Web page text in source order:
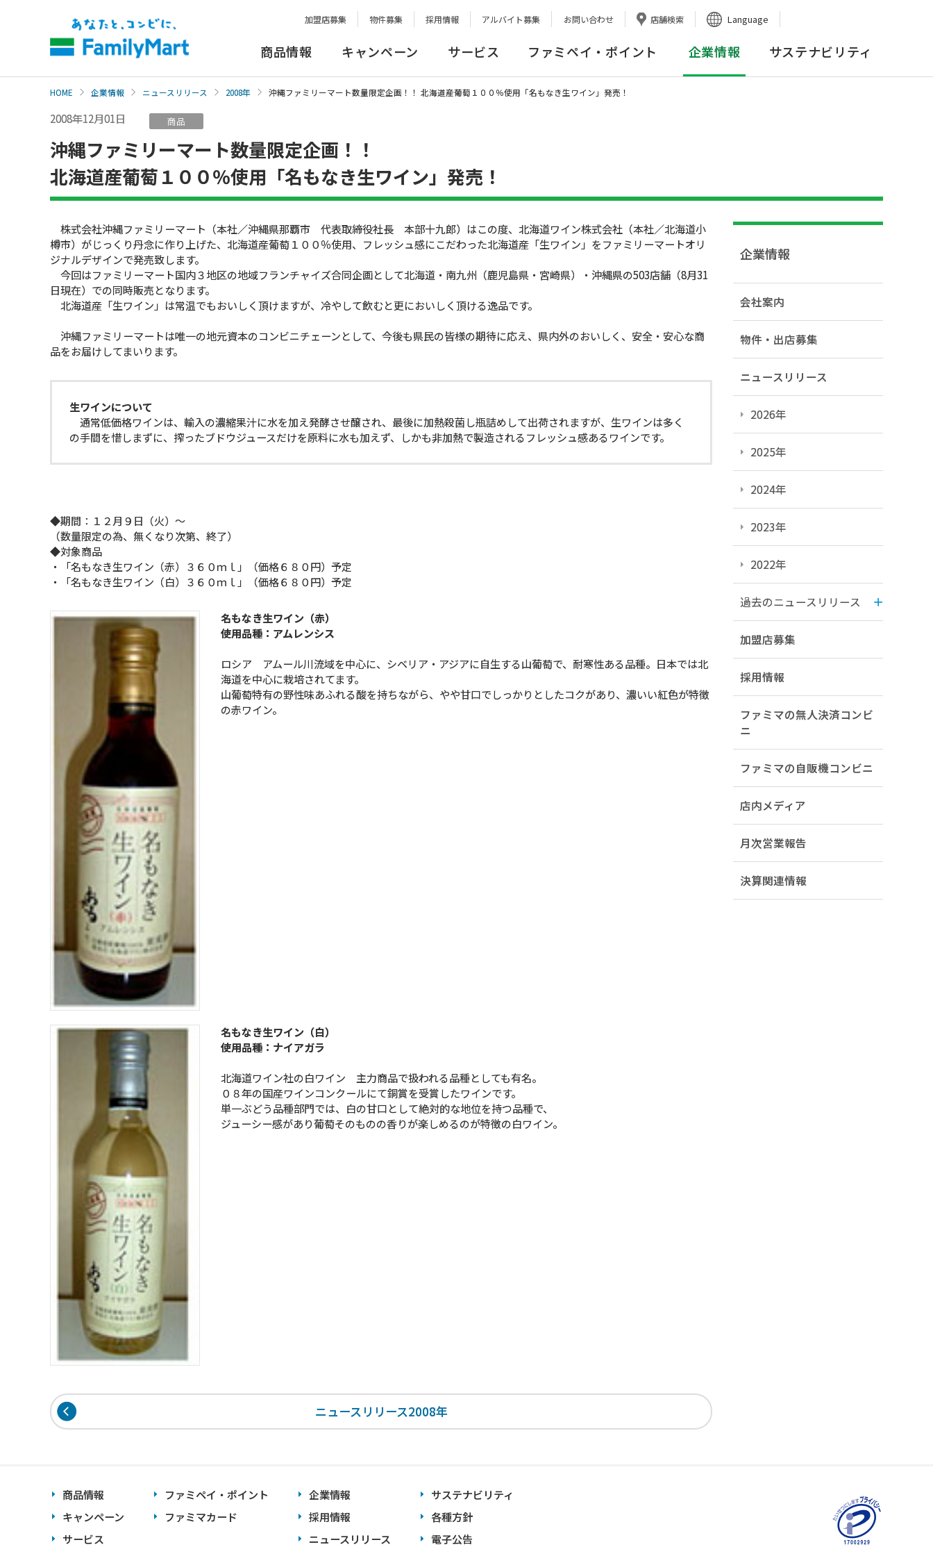
加盟店募集 物件募集 採用情報 アルバイト募集 お問い合わせ 店舗検索 Language
商品情報 キャンペーン サービス ファミペイ・ポイント 企業情報 サステナビリティ
HOME 企業情報 ニュースリリース 2008年 沖縄ファミリーマート数量限定企画！！ 北海道産葡萄１００％使用「名もなき生ワイン」発売！
2008年12月01日 商品
沖縄ファミリーマート数量限定企画！！
北海道産葡萄１００％使用「名もなき生ワイン」発売！
株式会社沖縄ファミリーマート（本社／沖縄県那覇市 代表取締役社長 本部十九郎）はこの度、北海道ワイン株式会社（本社／北海道小
樽市）がじっくり丹念に作り上げた、北海道産葡萄１００％使用、フレッシュ感にこだわった北海道産「生ワイン」をファミリーマートオリ
ジナルデザインで発売致します。
今回はファミリーマート国内３地区の地域フランチャイズ合同企画として北海道・南九州（鹿児島県・宮崎県）・沖縄県の503店舗（8月31
日現在）での同時販売となります。
北海道産「生ワイン」は常温でもおいしく頂けますが、冷やして飲むと更においしく頂ける逸品です。
沖縄ファミリーマートは唯一の地元資本のコンビニチェーンとして、今後も県民の皆様の期待に応え、県内外のおいしく、安全・安心な商
品をお届けしてまいります。
生ワインについて
通常低価格ワインは、輸入の濃縮果汁に水を加え発酵させ醸され、最後に加熱殺菌し瓶詰めして出荷されますが、生ワインは多く
の手間を惜しまずに、搾ったブドウジュースだけを原料に水も加えず、しかも非加熱で製造されるフレッシュ感あるワインです。
◆期間：１２月９日（火）〜
（数量限定の為、無くなり次第、終了）
◆対象商品
・「名もなき生ワイン（赤）３６０ｍｌ」（価格６８０円）予定
・「名もなき生ワイン（白）３６０ｍｌ」（価格６８０円）予定
名もなき生ワイン（赤）
使用品種：アムレンシス
ロシア アムール川流域を中心に、シベリア・アジアに自生する山葡萄で、耐寒性ある品種。日本では北
海道を中心に栽培されてます。
山葡萄特有の野性味あふれる酸を持ちながら、やや甘口でしっかりとしたコクがあり、濃いい紅色が特徴
の赤ワイン。
名もなき生ワイン（白）
使用品種：ナイアガラ
北海道ワイン社の白ワイン 主力商品で扱われる品種としても有名。
０８年の国産ワインコンクールにて銅賞を受賞したワインです。
単一ぶどう品種部門では、白の甘口として絶対的な地位を持つ品種で、
ジューシー感があり葡萄そのものの香りが楽しめるのが特徴の白ワイン。
ニュースリリース2008年
企業情報
会社案内
物件・出店募集
ニュースリリース
2026年
2025年
2024年
2023年
2022年
過去のニュースリリース
加盟店募集
採用情報
ファミマの無人決済コンビ
ニ
ファミマの自販機コンビニ
店内メディア
月次営業報告
決算関連情報
商品情報
キャンペーン
サービス
ファミペイ・ポイント
ファミマカード
企業情報
採用情報
ニュースリリース
サステナビリティ
各種方針
電子公告